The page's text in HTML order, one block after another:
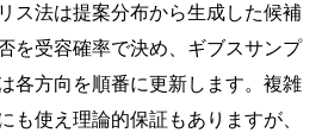
ス法は提案分布から生成した候補
を受容確率で決め、ギブスサンプ
各方向を順番に更新します。複雑
も使え理論的保証もありますが、